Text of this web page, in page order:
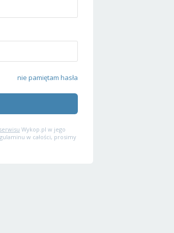
nie pamiętam hasła
Wykop.pl w jego
w całości, prosimy